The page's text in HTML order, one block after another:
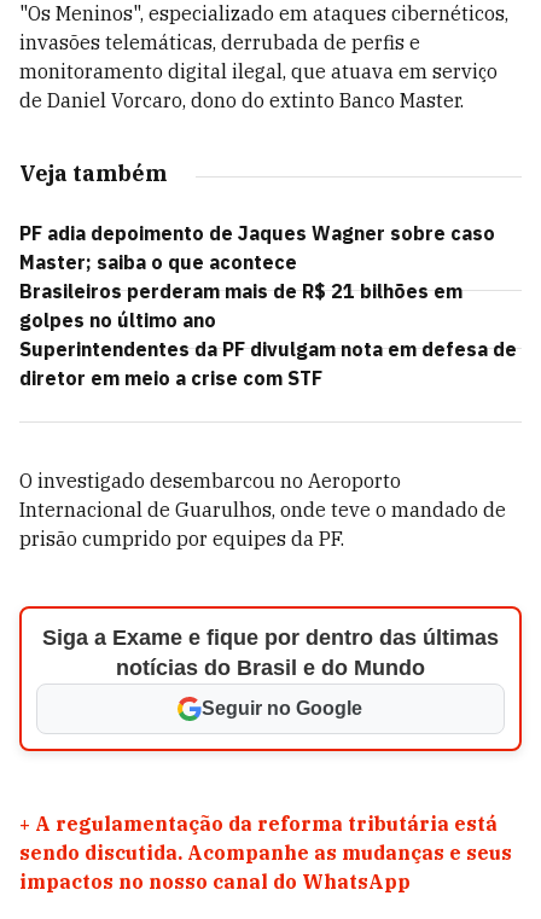
"Os Meninos", especializado em ataques cibernéticos,
invasões telemáticas, derrubada de perfis e
monitoramento digital ilegal, que atuava em serviço
de Daniel Vorcaro, dono do extinto Banco Master.
Veja também
PF adia depoimento de Jaques Wagner sobre caso
Master; saiba o que acontece
Brasileiros perderam mais de R$ 21 bilhões em
golpes no último ano
Superintendentes da PF divulgam nota em defesa de
diretor em meio a crise com STF
O investigado desembarcou no Aeroporto
Internacional de Guarulhos, onde teve o mandado de
prisão cumprido por equipes da PF.
Siga a Exame e fique por dentro das últimas
notícias do Brasil e do Mundo
Seguir no Google
+ A regulamentação da reforma tributária está
sendo discutida. Acompanhe as mudanças e seus
impactos no nosso canal do WhatsApp